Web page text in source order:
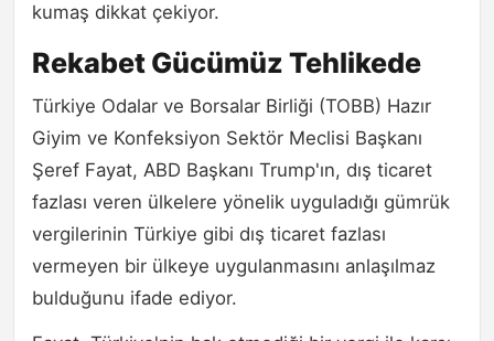
kumaş dikkat çekiyor.
Rekabet Gücümüz Tehlikede
Türkiye Odalar ve Borsalar Birliği (TOBB) Hazır
Giyim ve Konfeksiyon Sektör Meclisi Başkanı
Şeref Fayat, ABD Başkanı Trump'ın, dış ticaret
fazlası veren ülkelere yönelik uyguladığı gümrük
vergilerinin Türkiye gibi dış ticaret fazlası
vermeyen bir ülkeye uygulanmasını anlaşılmaz
bulduğunu ifade ediyor.